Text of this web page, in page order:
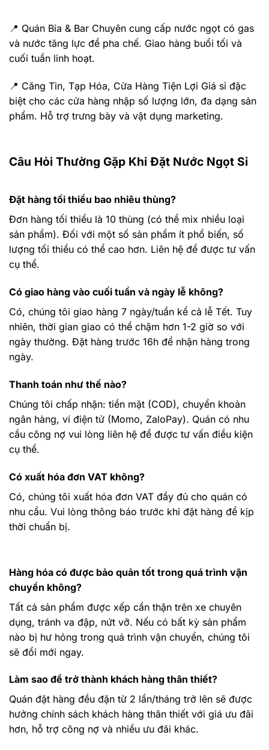
📍 Quán Bia & Bar Chuyên cung cấp nước ngọt có gas
và nước tăng lực để pha chế. Giao hàng buổi tối và
cuối tuần linh hoạt.
📍 Căng Tin, Tạp Hóa, Cửa Hàng Tiện Lợi Giá sỉ đặc
biệt cho các cửa hàng nhập số lượng lớn, đa dạng sản
phẩm. Hỗ trợ trưng bày và vật dụng marketing.
Câu Hỏi Thường Gặp Khi Đặt Nước Ngọt Sỉ
Đặt hàng tối thiểu bao nhiêu thùng?
Đơn hàng tối thiểu là 10 thùng (có thể mix nhiều loại
sản phẩm). Đối với một số sản phẩm ít phổ biến, số
lượng tối thiểu có thể cao hơn. Liên hệ để được tư vấn
cụ thể.
Có giao hàng vào cuối tuần và ngày lễ không?
Có, chúng tôi giao hàng 7 ngày/tuần kể cả lễ Tết. Tuy
nhiên, thời gian giao có thể chậm hơn 1-2 giờ so với
ngày thường. Đặt hàng trước 16h để nhận hàng trong
ngày.
Thanh toán như thế nào?
Chúng tôi chấp nhận: tiền mặt (COD), chuyển khoản
ngân hàng, ví điện tử (Momo, ZaloPay). Quán có nhu
cầu công nợ vui lòng liên hệ để được tư vấn điều kiện
cụ thể.
Có xuất hóa đơn VAT không?
Có, chúng tôi xuất hóa đơn VAT đầy đủ cho quán có
nhu cầu. Vui lòng thông báo trước khi đặt hàng để kịp
thời chuẩn bị.
Hàng hóa có được bảo quản tốt trong quá trình vận
chuyển không?
Tất cả sản phẩm được xếp cẩn thận trên xe chuyên
dụng, tránh va đập, nứt vỡ. Nếu có bất kỳ sản phẩm
nào bị hư hỏng trong quá trình vận chuyển, chúng tôi
sẽ đổi mới ngay.
Làm sao để trở thành khách hàng thân thiết?
Quán đặt hàng đều đặn từ 2 lần/tháng trở lên sẽ được
hưởng chính sách khách hàng thân thiết với giá ưu đãi
hơn, hỗ trợ công nợ và nhiều ưu đãi khác.